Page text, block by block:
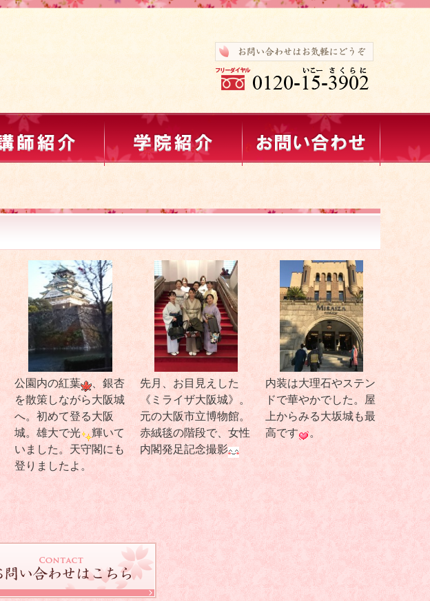
公園内の紅葉
、銀杏
を散策しながら大阪城
へ。初めて登る大阪
城。雄大で光
輝いて
いました。天守閣にも
登りましたよ。
先月、お目見えした
《ミライザ大阪城》。
元の大阪市立博物館。
赤絨毯の階段で、女性
内閣発足記念撮影
内装は大理石やステン
ドで華やかでした。屋
上からみる大坂城も最
高です
。